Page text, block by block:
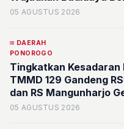
melalui Identifikasi
05 AGUSTUS 2026
DAERAH
PONOROGO
Tingkatkan Kesadaran
TMMD 129 Gandeng
dan RS Mangunharjo
Pelayanan Kesehatan
05 AGUSTUS 2026